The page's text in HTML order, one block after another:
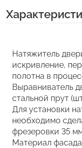
Натяжитель
искривление,
полотна в
Выравниватель
стальной прут
Для установки
необходимо
фрезеровки 35
Материал